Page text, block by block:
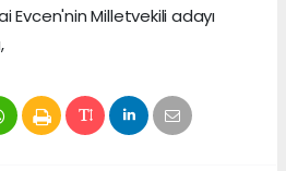
Evcen'nin Milletvekili adayı